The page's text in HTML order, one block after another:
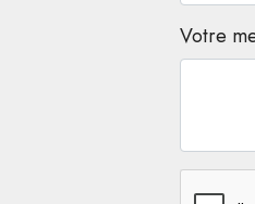
Votre